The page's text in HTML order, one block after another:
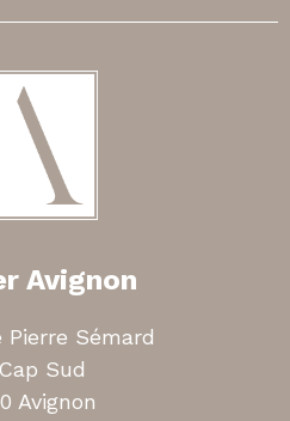
Avignon
Pierre Sémard
Sud
Avignon